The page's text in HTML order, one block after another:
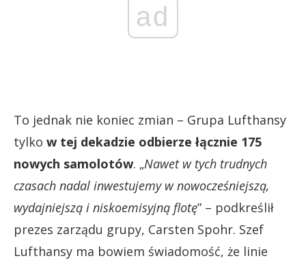
ad
To jednak nie koniec zmian – Grupa Lufthansy
tylko w tej dekadzie odbierze łącznie 175
nowych samolotów. „Nawet w tych trudnych
czasach nadal inwestujemy w nowocześniejszą,
wydajniejszą i niskoemisyjną flotę” – podkreślił
prezes zarządu grupy, Carsten Spohr. Szef
Lufthansy ma bowiem świadomość, że linie